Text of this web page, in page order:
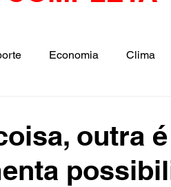
Economia Clima
Luto Artista Seleção
outra é